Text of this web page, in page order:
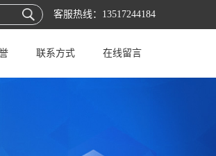
客服热线： 13517244184
联系方式 在线留言